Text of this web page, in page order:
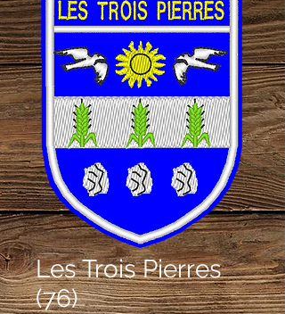
Les Trois Pierres
(76)